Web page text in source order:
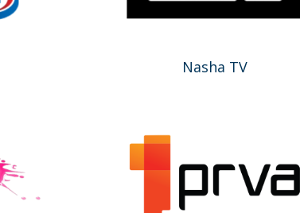
Nasha TV